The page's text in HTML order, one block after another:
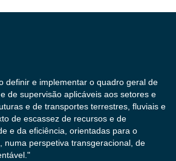
definir e implementar o quadro geral de
de supervisão aplicáveis aos setores e
e de transportes terrestres, fluviais e
de escassez de recursos e de
e da eficiência, orientadas para o
numa perspetiva transgeracional, de